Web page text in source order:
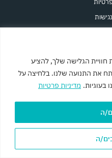
הגלישה שלך, להציע
את התנועה שלנו. בלחיצה על
מדיניות פרטיות
ה
ה
גומא, הסטודיו